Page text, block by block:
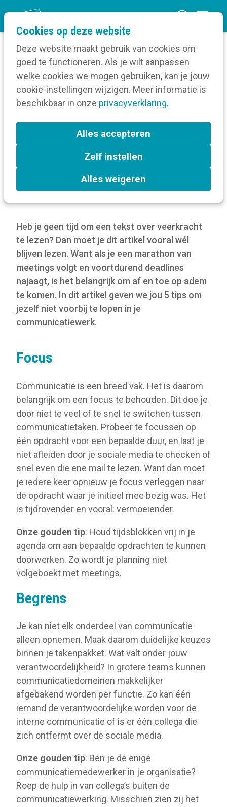
Cookies op deze website
Deze website maakt gebruik van cookies om
goed te functioneren. Als je wilt aanpassen
welke cookies we mogen gebruiken, kan je jouw
cookie-instellingen wijzigen. Meer informatie is
beschikbaar in onze privacyverklaring.
Alles accepteren
Zelf instellen
Alles weigeren
n
m
Home
Blog
Tips voor een veerkrachtige
communicatiedienst
Tips voor een
veerkrachtige
communicatiedienst
Heb je geen tijd om een tekst over veerkracht
te lezen? Dan moet je dit artikel vooral wél
blijven lezen. Want als je een marathon van
meetings volgt en voortdurend deadlines
najaagt, is het belangrijk om af en toe op adem
te komen. In dit artikel geven we jou 5 tips om
jezelf niet voorbij te lopen in je
communicatiewerk.
Focus
Communicatie is een breed vak. Het is daarom
belangrijk om een focus te behouden. Dit doe je
door niet te veel of te snel te switchen tussen
communicatietaken. Probeer te focussen op
één opdracht voor een bepaalde duur, en laat je
niet afleiden door je sociale media te checken of
snel even die ene mail te lezen. Want dan moet
je iedere keer opnieuw je focus verleggen naar
de opdracht waar je initieel mee bezig was. Het
is tijdrovender en vooral: vermoeiender.
Onze gouden tip: Houd tijdsblokken vrij in je
agenda om aan bepaalde opdrachten te kunnen
doorwerken. Zo wordt je planning niet
volgeboekt met meetings.
Begrens
Je kan niet elk onderdeel van communicatie
alleen opnemen. Maak daarom duidelijke keuzes
binnen je takenpakket. Wat valt onder jouw
verantwoordelijkheid? In grotere teams kunnen
communicatiedomeinen makkelijker
afgebakend worden per functie. Zo kan één
iemand de verantwoordelijke worden voor de
interne communicatie of is er één collega die
zich ontfermt over de sociale media.
Onze gouden tip: Ben je de enige
communicatiemedewerker in je organisatie?
Roep de hulp in van collega’s buiten de
communicatiewerking. Misschien zien zij het